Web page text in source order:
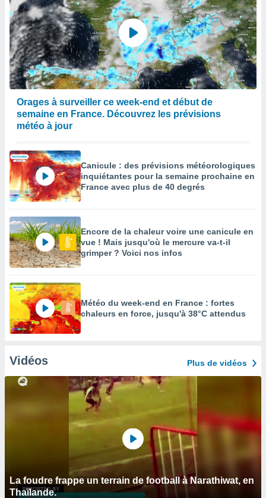
Orages à surveiller ce week-end et début de
semaine en France. Découvrez les prévisions
météo à jour
Canicule : des prévisions météorologiques
inquiétantes pour la semaine prochaine en
France avec plus de 40 degrés
Encore de la chaleur voire une canicule en
vue ! Mais jusqu'où le mercure va-t-il
grimper ? Voici nos infos
Météo du week-end en France : fortes
chaleurs en force, jusqu'à 38°C attendus
Vidéos Plus de vidéos
La foudre frappe un terrain de football à Narathiwat, en
Thaïlande.